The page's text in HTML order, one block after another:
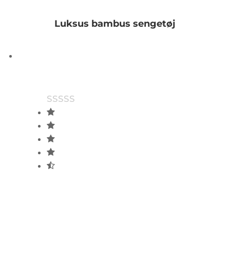
Luksus bambus sengetøj